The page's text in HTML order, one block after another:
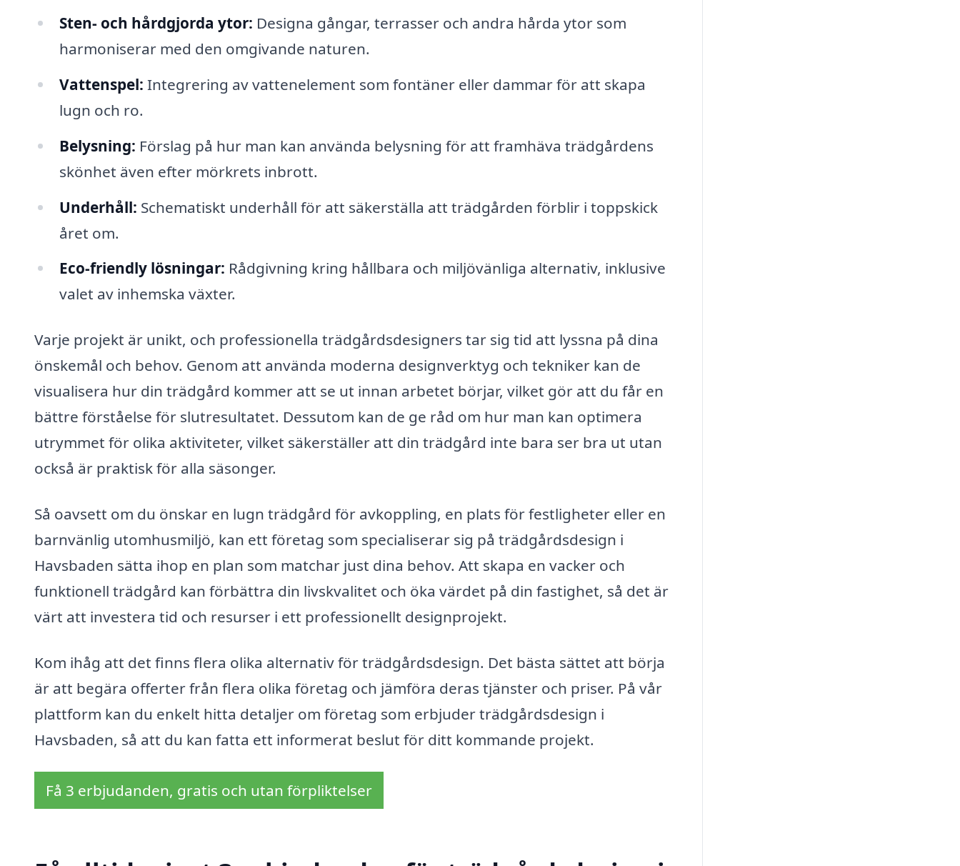
Sten- och hårdgjorda ytor: Designa gångar, terrasser och andra hårda ytor som
harmoniserar med den omgivande naturen.
Vattenspel: Integrering av vattenelement som fontäner eller dammar för att skapa
lugn och ro.
Belysning: Förslag på hur man kan använda belysning för att framhäva trädgårdens
skönhet även efter mörkrets inbrott.
Underhåll: Schematiskt underhåll för att säkerställa att trädgården förblir i toppskick
året om.
Eco-friendly lösningar: Rådgivning kring hållbara och miljövänliga alternativ, inklusive
valet av inhemska växter.
Varje projekt är unikt, och professionella trädgårdsdesigners tar sig tid att lyssna på dina
önskemål och behov. Genom att använda moderna designverktyg och tekniker kan de
visualisera hur din trädgård kommer att se ut innan arbetet börjar, vilket gör att du får en
bättre förståelse för slutresultatet. Dessutom kan de ge råd om hur man kan optimera
utrymmet för olika aktiviteter, vilket säkerställer att din trädgård inte bara ser bra ut utan
också är praktisk för alla säsonger.
Så oavsett om du önskar en lugn trädgård för avkoppling, en plats för festligheter eller en
barnvänlig utomhusmiljö, kan ett företag som specialiserar sig på trädgårdsdesign i
Havsbaden sätta ihop en plan som matchar just dina behov. Att skapa en vacker och
funktionell trädgård kan förbättra din livskvalitet och öka värdet på din fastighet, så det är
värt att investera tid och resurser i ett professionellt designprojekt.
Kom ihåg att det finns flera olika alternativ för trädgårdsdesign. Det bästa sättet att börja
är att begära offerter från flera olika företag och jämföra deras tjänster och priser. På vår
plattform kan du enkelt hitta detaljer om företag som erbjuder trädgårdsdesign i
Havsbaden, så att du kan fatta ett informerat beslut för ditt kommande projekt.
Få 3 erbjudanden, gratis och utan förpliktelser